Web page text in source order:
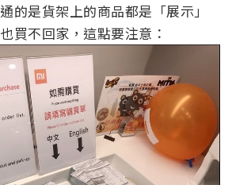
的是貨架上的商品都是「展示」
買不回家，這點要注意：